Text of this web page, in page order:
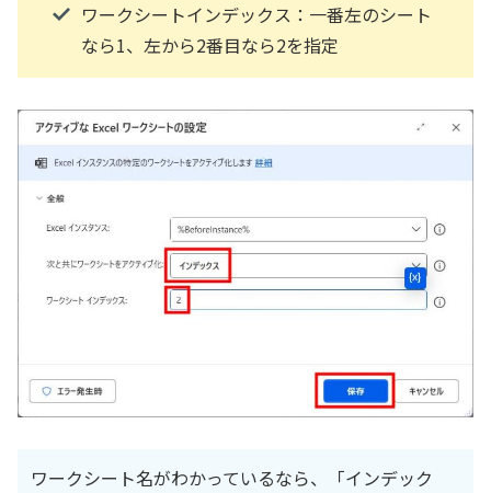
ワークシートインデックス：一番左のシート
なら1、左から2番目なら2を指定
ワークシート名がわかっているなら、「インデック